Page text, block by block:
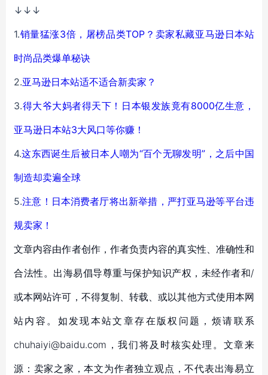
↓↓↓
1.销量猛涨3倍，屠榜品类TOP？卖家私藏亚马逊日本站
时尚品类爆单秘诀
2.亚马逊日本站适不适合新卖家？
3.得大爷大妈者得天下！日本银发族竟有8000亿生意，
亚马逊日本站3大风口等你赚！
4.这东西诞生后被日本人嘲为“百个无聊发明”，之后中国
制造却卖遍全球
5.注意！日本消费者厅将出新举措，严打亚马逊等平台违
规卖家！
文章内容由作者创作，作者负责内容的真实性、准确性和
合法性。出海易倡导尊重与保护知识产权，未经作者和/
或本网站许可，不得复制、转载、或以其他方式使用本网
站内容。如发现本站文章存在版权问题，烦请联系
chuhaiyi@baidu.com，我们将及时核实处理。文章来
源：卖家之家，本文为作者独立观点，不代表出海易立